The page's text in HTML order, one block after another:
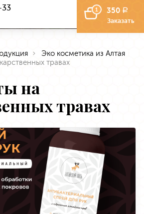
33 1 350 a
Заказать
Эко косметика из Алтая
травах
на
травах